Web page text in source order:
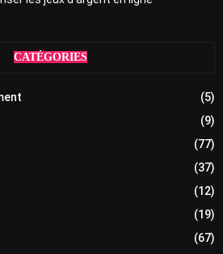
CATÉGORIES
(5)
(9)
(77)
(37)
(12)
(19)
(67)